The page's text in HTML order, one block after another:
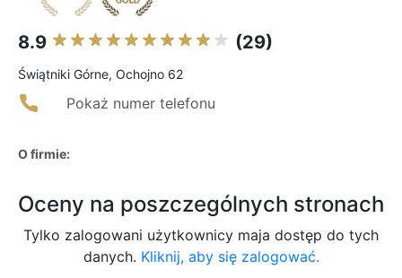
8.9 (29)
Świątniki Górne, Ochojno 62
Pokaż numer telefonu
O firmie:
Oceny na poszczególnych stronach
Tylko zalogowani użytkownicy maja dostęp do tych
danych. Kliknij, aby się zalogować.